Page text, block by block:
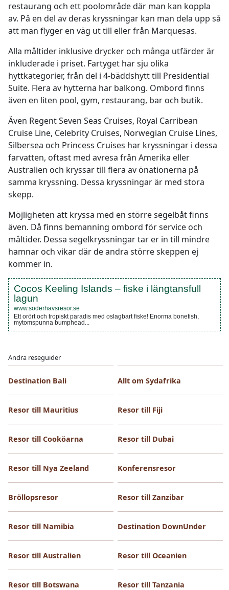
Andra reseguider
Destination Bali Allt om Sydafrika
Resor till Mauritius Resor till Fiji
Resor till Cooköarna Resor till Dubai
Resor till Nya Zeeland Konferensresor
Bröllopsresor Resor till Zanzibar
Resor till Namibia Destination DownUnder
Resor till Australien Resor till Oceanien
Resor till Botswana Resor till Tanzania
restaurang och ett poolområde där man kan koppla
av. På en del av deras kryssningar kan man dela upp så
att man flyger en väg ut till eller från Marquesas.
Alla måltider inklusive drycker och många utfärder är
inkluderade i priset. Fartyget har sju olika
hyttkategorier, från del i 4-bäddshytt till Presidential
Suite. Flera av hytterna har balkong. Ombord finns
även en liten pool, gym, restaurang, bar och butik.
Även Regent Seven Seas Cruises, Royal Carribean
Cruise Line, Celebrity Cruises, Norwegian Cruise Lines,
Silbersea och Princess Cruises har kryssningar i dessa
farvatten, oftast med avresa från Amerika eller
Australien och kryssar till flera av önationerna på
samma kryssning. Dessa kryssningar är med stora
skepp.
Möjligheten att kryssa med en större segelbåt finns
även. Då finns bemanning ombord för service och
måltider. Dessa segelkryssningar tar er in till mindre
hamnar och vikar där de andra större skeppen ej
kommer in.
Cocos Keeling Islands – fiske i längtansfull
lagun
www.soderhavsresor.se
Ett orört och tropiskt paradis med oslagbart fiske! Enorma bonefish,
mytomspunna bumphead...